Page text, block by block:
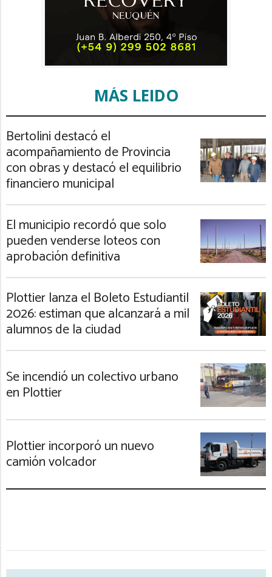
MÁS LEIDO
Bertolini destacó el
acompañamiento de Provincia
con obras y destacó el equilibrio
financiero municipal
El municipio recordó que solo
pueden venderse loteos con
aprobación definitiva
Plottier lanza el Boleto Estudiantil
2026: estiman que alcanzará a mil
alumnos de la ciudad
Se incendió un colectivo urbano
en Plottier
Plottier incorporó un nuevo
camión volcador